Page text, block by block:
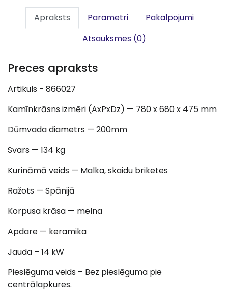
Apraksts Parametri
Pakalpojumi
Atsauksmes (0)
Preces apraksts
Artikuls - 866027
Kamīnkrāsns izmēri (AxPxDz) — 780 x 680 x 475 mm
Dūmvada diametrs — 200mm
Svars — 134 kg
Kurināmā veids — Malka, skaidu briketes
Ražots — Spānijā
Korpusa krāsa — melna
Apdare — keramika
Jauda – 14 kW
Pieslēguma veids – Bez pieslēguma pie
centrālapkures.